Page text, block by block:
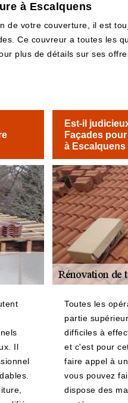
à Escalquens
de votre couverture, il est
Ce couvreur a toutes les
plus de détails sur ses
Il
Est-il
Façades
à Escalquens
Toutes les
partie
difficiles à
et c'est pour
faire appel à
vous pouvez
dispose des